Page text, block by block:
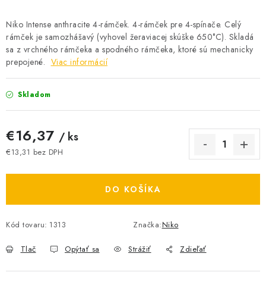
OBCHOD
O NÁS
SVIETIDLÁ A SVETELNÉ ZDROJE
ÚLOŽNÝ MATERIÁL
ZÁSUVKY A VYPÍNAČE
DOMÁCNOSŤ
ELEKTROMEROVÉ ROZVÁDZAČE
Niko Intense anthracite 4-rámček. 4-rámček pre 4-spínače. Celý
rámček je samozhášavý (vyhovel žeraviacej skúške 650°C). Skladá
sa z vrchného rámčeka a spodného rámčeka, ktoré sú mechanicky
prepojené. Viac informácií
Skladom
€16,37 / ks
€13,31 bez DPH
DO KOŠÍKA
Kód tovaru: 1313 Značka:Niko
Tlač Opýtať sa Strážiť Zdieľať